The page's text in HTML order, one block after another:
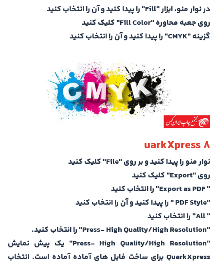
در نوار منو، ابزار "Fill" را پیدا کنید و آن را انتخاب کنید
روی جعبه محاوره "Fill Color" کلیک کنید
گزینه "CMYK" را پیدا کنید و آن را انتخاب کنید
uarkXpress 8
نوار منو را پیدا کنید و بر روی "File" کلیک کنید
روی "Export" کلیک کنید
" Export as PDF" را انتخاب کنید
"PDF Style " را پیدا کنید و آن را انتخاب کنید
" All" را انتخاب کنید
"Press- High Quality/High Resolution" را انتخاب کنید.
"Press- High Quality/High Resolution" یک پیش نمایش
QuarkXpress برای ساخت فایل های آماده آماده است. انتخاب